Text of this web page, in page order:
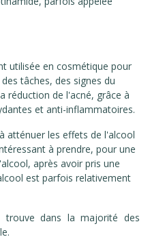
utilisée en cosmétique pour
tâches, des signes du
réduction de l'acné, grâce à
et anti-inflammatoires.
atténuer les effets de l'alcool
à prendre, pour une
après avoir pris une
est parfois relativement
trouve dans la majorité des